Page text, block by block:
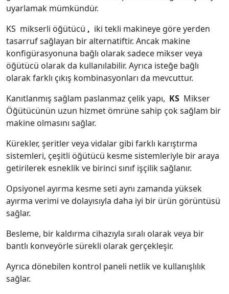
uyarlamak mümkündür.
KS mikserli öğütücü , iki tekli makineye göre yerden
tasarruf sağlayan bir alternatiftir. Ancak makine
konfigürasyonuna bağlı olarak sadece mikser veya
öğütücü olarak da kullanılabilir. Ayrıca isteğe bağlı
olarak farklı çıkış kombinasyonları da mevcuttur.
Kanıtlanmış sağlam paslanmaz çelik yapı, KS Mikser
Öğütücünün uzun hizmet ömrüne sahip çok sağlam bir
makine olmasını sağlar.
Kürekler, şeritler veya vidalar gibi farklı karıştırma
sistemleri, çeşitli öğütücü kesme sistemleriyle bir araya
getirilerek esneklik ve birinci sınıf işçilik sağlanır.
Opsiyonel ayırma kesme seti aynı zamanda yüksek
ayırma verimi ve dolayısıyla daha iyi bir ürün görüntüsü
sağlar.
Besleme, bir kaldırma cihazıyla sıralı olarak veya bir
bantlı konveyörle sürekli olarak gerçekleşir.
Ayrıca dönebilen kontrol paneli netlik ve kullanışlılık
sağlar.